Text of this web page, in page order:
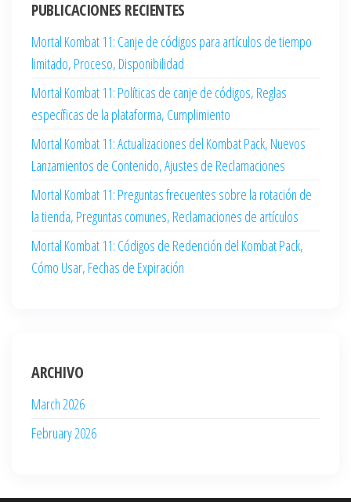
PUBLICACIONES RECIENTES
Mortal Kombat 11: Canje de códigos para artículos de tiempo
limitado, Proceso, Disponibilidad
Mortal Kombat 11: Políticas de canje de códigos, Reglas
específicas de la plataforma, Cumplimiento
Mortal Kombat 11: Actualizaciones del Kombat Pack, Nuevos
Lanzamientos de Contenido, Ajustes de Reclamaciones
Mortal Kombat 11: Preguntas frecuentes sobre la rotación de
la tienda, Preguntas comunes, Reclamaciones de artículos
Mortal Kombat 11: Códigos de Redención del Kombat Pack,
Cómo Usar, Fechas de Expiración
ARCHIVO
March 2026
February 2026